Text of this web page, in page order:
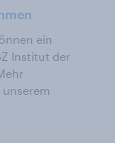
ein
Institut der